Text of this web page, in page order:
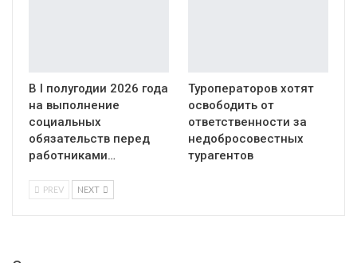
В I полугодии 2026 года
на выполнение
социальных
обязательств перед
работниками…
Туроператоров хотят
освободить от
ответственности за
недобросовестных
турагентов
PREV NEXT